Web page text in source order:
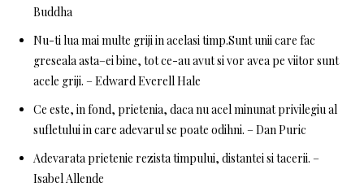
Buddha
Nu-ti lua mai multe griji in acelasi timp.Sunt unii care fac
greseala asta–ei bine, tot ce-au avut si vor avea pe viitor sunt
acele griji. – Edward Everell Hale
Ce este, in fond, prietenia, daca nu acel minunat privilegiu al
sufletului in care adevarul se poate odihni. – Dan Puric
Adevarata prietenie rezista timpului, distantei si tacerii. –
Isabel Allende